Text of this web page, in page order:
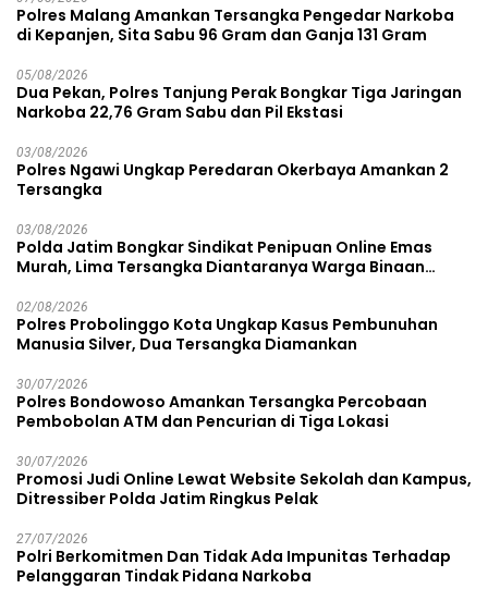
Polres Malang Amankan Tersangka Pengedar Narkoba
di Kepanjen, Sita Sabu 96 Gram dan Ganja 131 Gram
05/08/2026
Dua Pekan, Polres Tanjung Perak Bongkar Tiga Jaringan
Narkoba 22,76 Gram Sabu dan Pil Ekstasi
03/08/2026
Polres Ngawi Ungkap Peredaran Okerbaya Amankan 2
Tersangka
03/08/2026
Polda Jatim Bongkar Sindikat Penipuan Online Emas
Murah, Lima Tersangka Diantaranya Warga Binaan
02/08/2026
Polres Probolinggo Kota Ungkap Kasus Pembunuhan
Manusia Silver, Dua Tersangka Diamankan
30/07/2026
Polres Bondowoso Amankan Tersangka Percobaan
Pembobolan ATM dan Pencurian di Tiga Lokasi
30/07/2026
Promosi Judi Online Lewat Website Sekolah dan Kampus,
Ditressiber Polda Jatim Ringkus Pelak
27/07/2026
Polri Berkomitmen Dan Tidak Ada Impunitas Terhadap
Pelanggaran Tindak Pidana Narkoba